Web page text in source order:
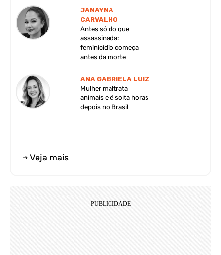
JANAYNA
CARVALHO
Antes só do que
assassinada:
feminicídio começa
antes da morte
ANA GABRIELA LUIZ
Mulher maltrata
animais e é solta horas
depois no Brasil
Veja mais